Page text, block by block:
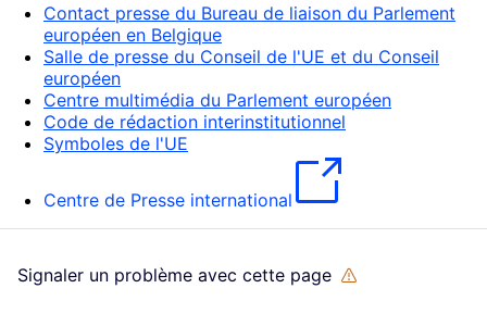
Contact presse du Bureau de liaison du Parlement
européen en Belgique
Salle de presse du Conseil de l'UE et du Conseil
européen
Centre multimédia du Parlement européen
Code de rédaction interinstitutionnel
Symboles de l'UE
Centre de Presse international
Signaler un problème avec cette page